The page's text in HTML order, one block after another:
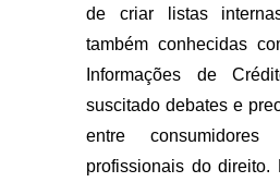
de criar listas
também conhecidas
Informações de
suscitado debates e
entre
profissionais do direito.